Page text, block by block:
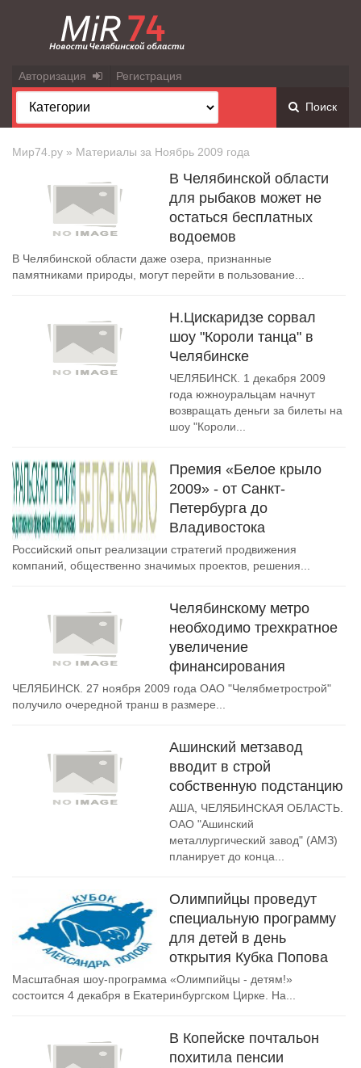
Авторизация Регистрация
Поиск
Мир74.ру » Материалы за Ноябрь 2009 года
В Челябинской области
для рыбаков может не
остаться бесплатных
водоемов
В Челябинской области даже озера, признанные
памятниками природы, могут перейти в пользование...
Н.Цискаридзе сорвал
шоу "Короли танца" в
Челябинске
ЧЕЛЯБИНСК. 1 декабря 2009
года южноуральцам начнут
возвращать деньги за билеты на
шоу "Короли...
Премия «Белое крыло
2009» - от Санкт-
Петербурга до
Владивостока
Российский опыт реализации стратегий продвижения
компаний, общественно значимых проектов, решения...
Челябинскому метро
необходимо трехкратное
увеличение
финансирования
ЧЕЛЯБИНСК. 27 ноября 2009 года ОАО "Челябметрострой"
получило очередной транш в размере...
Ашинский метзавод
вводит в строй
собственную подстанцию
АША, ЧЕЛЯБИНСКАЯ ОБЛАСТЬ.
ОАО "Ашинский
металлургический завод" (АМЗ)
планирует до конца...
Олимпийцы проведут
специальную программу
для детей в день
открытия Кубка Попова
Масштабная шоу-программа «Олимпийцы - детям!»
состоится 4 декабря в Екатеринбургском Цирке. На...
В Копейске почтальон
похитила пенсии